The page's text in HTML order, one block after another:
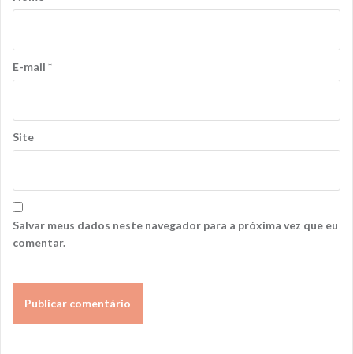
E-mail *
Site
Salvar meus dados neste navegador para a próxima vez que eu
comentar.